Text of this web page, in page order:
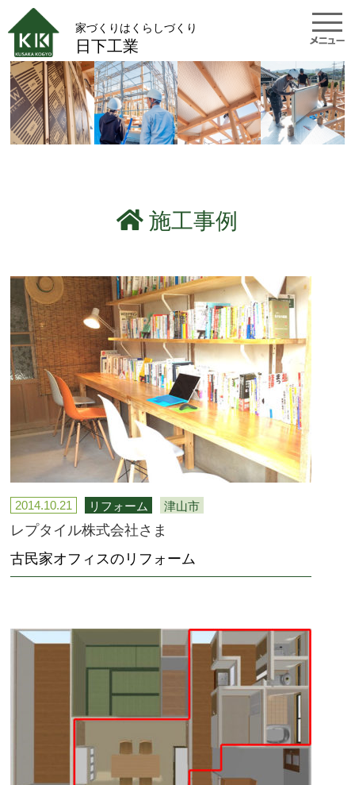
家づくりはくらしづくり
日下工業
施工事例
2014.10.21 リフォーム 津山市
レプタイル株式会社さま
古民家オフィスのリフォーム